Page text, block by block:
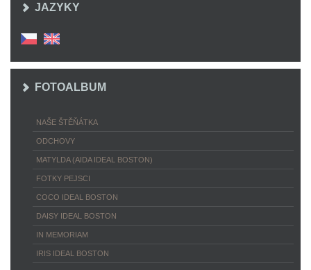
JAZYKY
FOTOALBUM
NAŠE ŠTĚŇÁTKA
ODCHOVY
MATYLDA (AIDA IDEAL BOSTON)
FOTKY PEJSCI
COCO IDEAL BOSTON
DAISY IDEAL BOSTON
IN MEMORIAM
IRIS IDEAL BOSTON